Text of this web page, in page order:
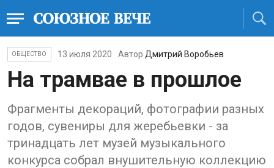
ОБЩЕСТВО 13 июля 2020 Автор Дмитрий Воробьев
На трамвае в прошлое
Фрагменты декораций, фотографии разных
годов, сувениры для жеребьевки - за
тринадцать лет музей музыкального
конкурса собрал внушительную коллекцию